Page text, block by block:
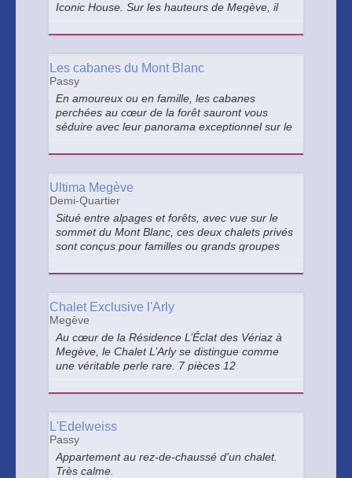
Iconic House. Sur les hauteurs de Megève, il
services d’un hôtel de luxe, été comme hiver.
Les cabanes du Mont Blanc
Passy
En amoureux ou en famille, les cabanes
perchées au cœur de la forêt sauront vous
séduire avec leur panorama exceptionnel sur le
Ultima Megève
Demi-Quartier
Situé entre alpages et forêts, avec vue sur le
sommet du Mont Blanc, ces deux chalets privés
sont conçus pour familles ou grands groupes
autre refuge de luxe en pleine montagne qui
Chalet Exclusive l'Arly
Megève
Au cœur de la Résidence L’Éclat des Vériaz à
Megève, le Chalet L’Arly se distingue comme
une véritable perle rare. 7 pièces 12
L'Edelweiss
Passy
Appartement au rez-de-chaussé d'un chalet.
Très calme.